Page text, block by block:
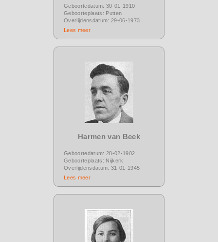
Geboortedatum: 30-01-1910
Geboorteplaats: Putten
Overlijdensdatum: 29-06-1973
Lees meer
Harmen van Beek
Geboortedatum: 28-02-1902
Geboorteplaats: Nijkerk
Overlijdensdatum: 31-01-1945
Lees meer